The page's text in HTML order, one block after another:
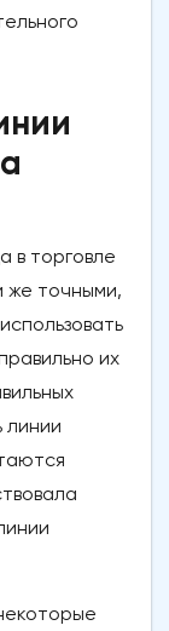
в торговле
же точными,
их
линии